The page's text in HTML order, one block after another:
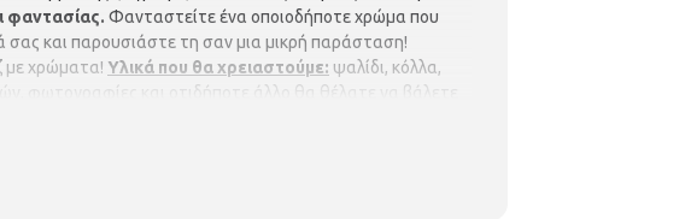
φαντασίας. Φανταστείτε ένα οποιοδήποτε χρώμα που
σας και παρουσιάστε τη σαν μια μικρή παράσταση!
με χρώματα! Υλικά που θα χρειαστούμε: ψαλίδι, κόλλα,
φωτογραφίες και οτιδήποτε άλλο θα θέλατε να βάλετε